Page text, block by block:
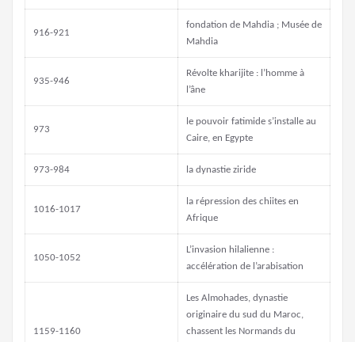
916-921
fondation de Mahdia ; Musée de
Mahdia
935-946
Révolte kharijite : l’homme à
l’âne
973
le pouvoir fatimide s’installe au
Caire, en Egypte
973-984 la dynastie ziride
1016-1017
la répression des chiites en
Afrique
1050-1052
L’invasion hilalienne :
accélération de l’arabisation
1159-1160
Les Almohades, dynastie
originaire du sud du Maroc,
chassent les Normands du